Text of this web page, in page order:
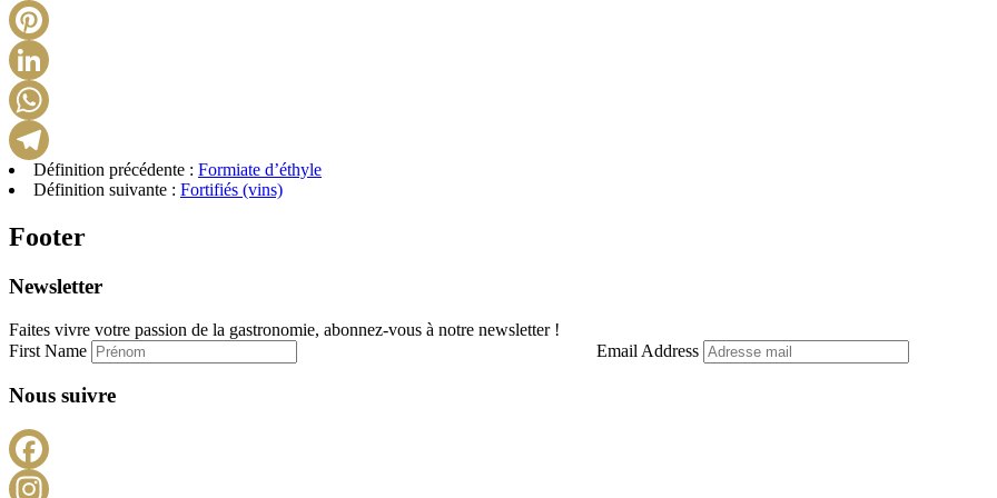
Définition précédente : Formiate d’éthyle
Définition suivante : Fortifiés (vins)
Footer
Newsletter
Faites vivre votre passion de la gastronomie, abonnez-vous à notre newsletter !
First Name
Email Address
Nous suivre